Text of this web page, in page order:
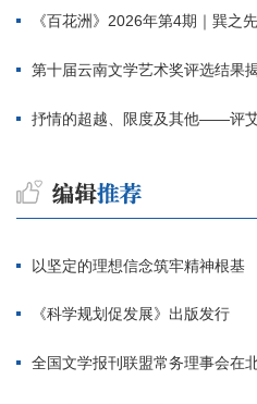
《百花洲》2026年第4期｜巽之
第十届云南文学艺术奖评选结果
抒情的超越、限度及其他——评艾
以坚定的理想信念筑牢精神根基
《科学规划促发展》出版发行
全国文学报刊联盟常务理事会在